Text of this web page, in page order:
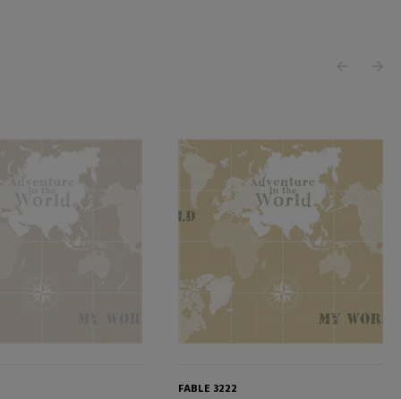
FABLE 3222